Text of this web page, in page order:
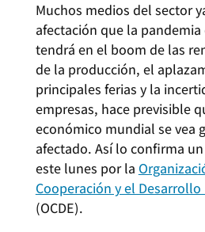
Muchos medios del sector
afectación que la
tendrá en el boom de las
de la producción, el
principales ferias y la
empresas, hace previsible
económico mundial se vea
afectado. Así lo confirma
este lunes por la
Cooperación y el
(OCDE).